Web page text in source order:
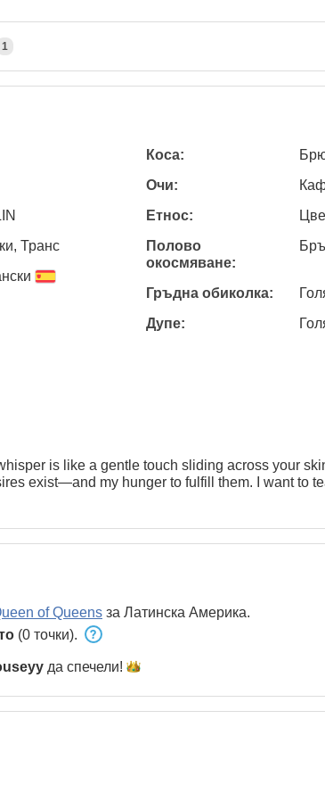
1
Транс
Коса:
Очи:
Етнос:
Полово
окосмяване:
Гръдна обиколка:
Дупе:
is like a gentle touch sliding across your
exist—and my hunger to fulfill them. I want to
of Queens за Латинска Америка.
(0 точки).
да спечели!